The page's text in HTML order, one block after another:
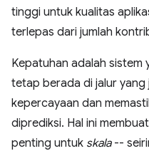
tinggi untuk kualitas
terlepas dari jumlah
Kepatuhan adalah sistem
tetap berada di jalur yang
kepercayaan dan
diprediksi. Hal ini
penting untuk skala--